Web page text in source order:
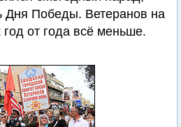
Дня Победы. Ветеранов на
год от года всё меньше.